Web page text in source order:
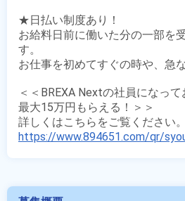
★日払い制度あり！
お給料日前に働いた分の一部を
す。
お仕事を初めてすぐの時や、急
＜＜BREXA Nextの社員になって
最大15万円もらえる！＞＞
https://www.894651.com/qr/